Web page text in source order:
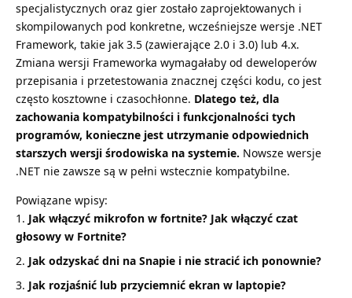
specjalistycznych oraz gier zostało zaprojektowanych i
skompilowanych pod konkretne, wcześniejsze wersje .NET
Framework, takie jak 3.5 (zawierające 2.0 i 3.0) lub 4.x.
Zmiana wersji Frameworka wymagałaby od deweloperów
przepisania i przetestowania znacznej części kodu, co jest
często kosztowne i czasochłonne. Dlatego też, dla
zachowania kompatybilności i funkcjonalności tych
programów, konieczne jest utrzymanie odpowiednich
starszych wersji środowiska na systemie. Nowsze wersje
.NET nie zawsze są w pełni wstecznie kompatybilne.
Powiązane wpisy:
Jak włączyć mikrofon w fortnite? Jak włączyć czat
głosowy w Fortnite?
Jak odzyskać dni na Snapie i nie stracić ich ponownie?
Jak rozjaśnić lub przyciemnić ekran w laptopie?